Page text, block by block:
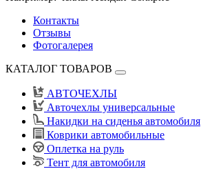
Контакты
Отзывы
Фотогалерея
КАТАЛОГ ТОВАРОВ
АВТОЧЕХЛЫ
Авточехлы универсальные
Накидки на сиденья автомобиля
Коврики автомобильные
Оплетка на руль
Тент для автомобиля